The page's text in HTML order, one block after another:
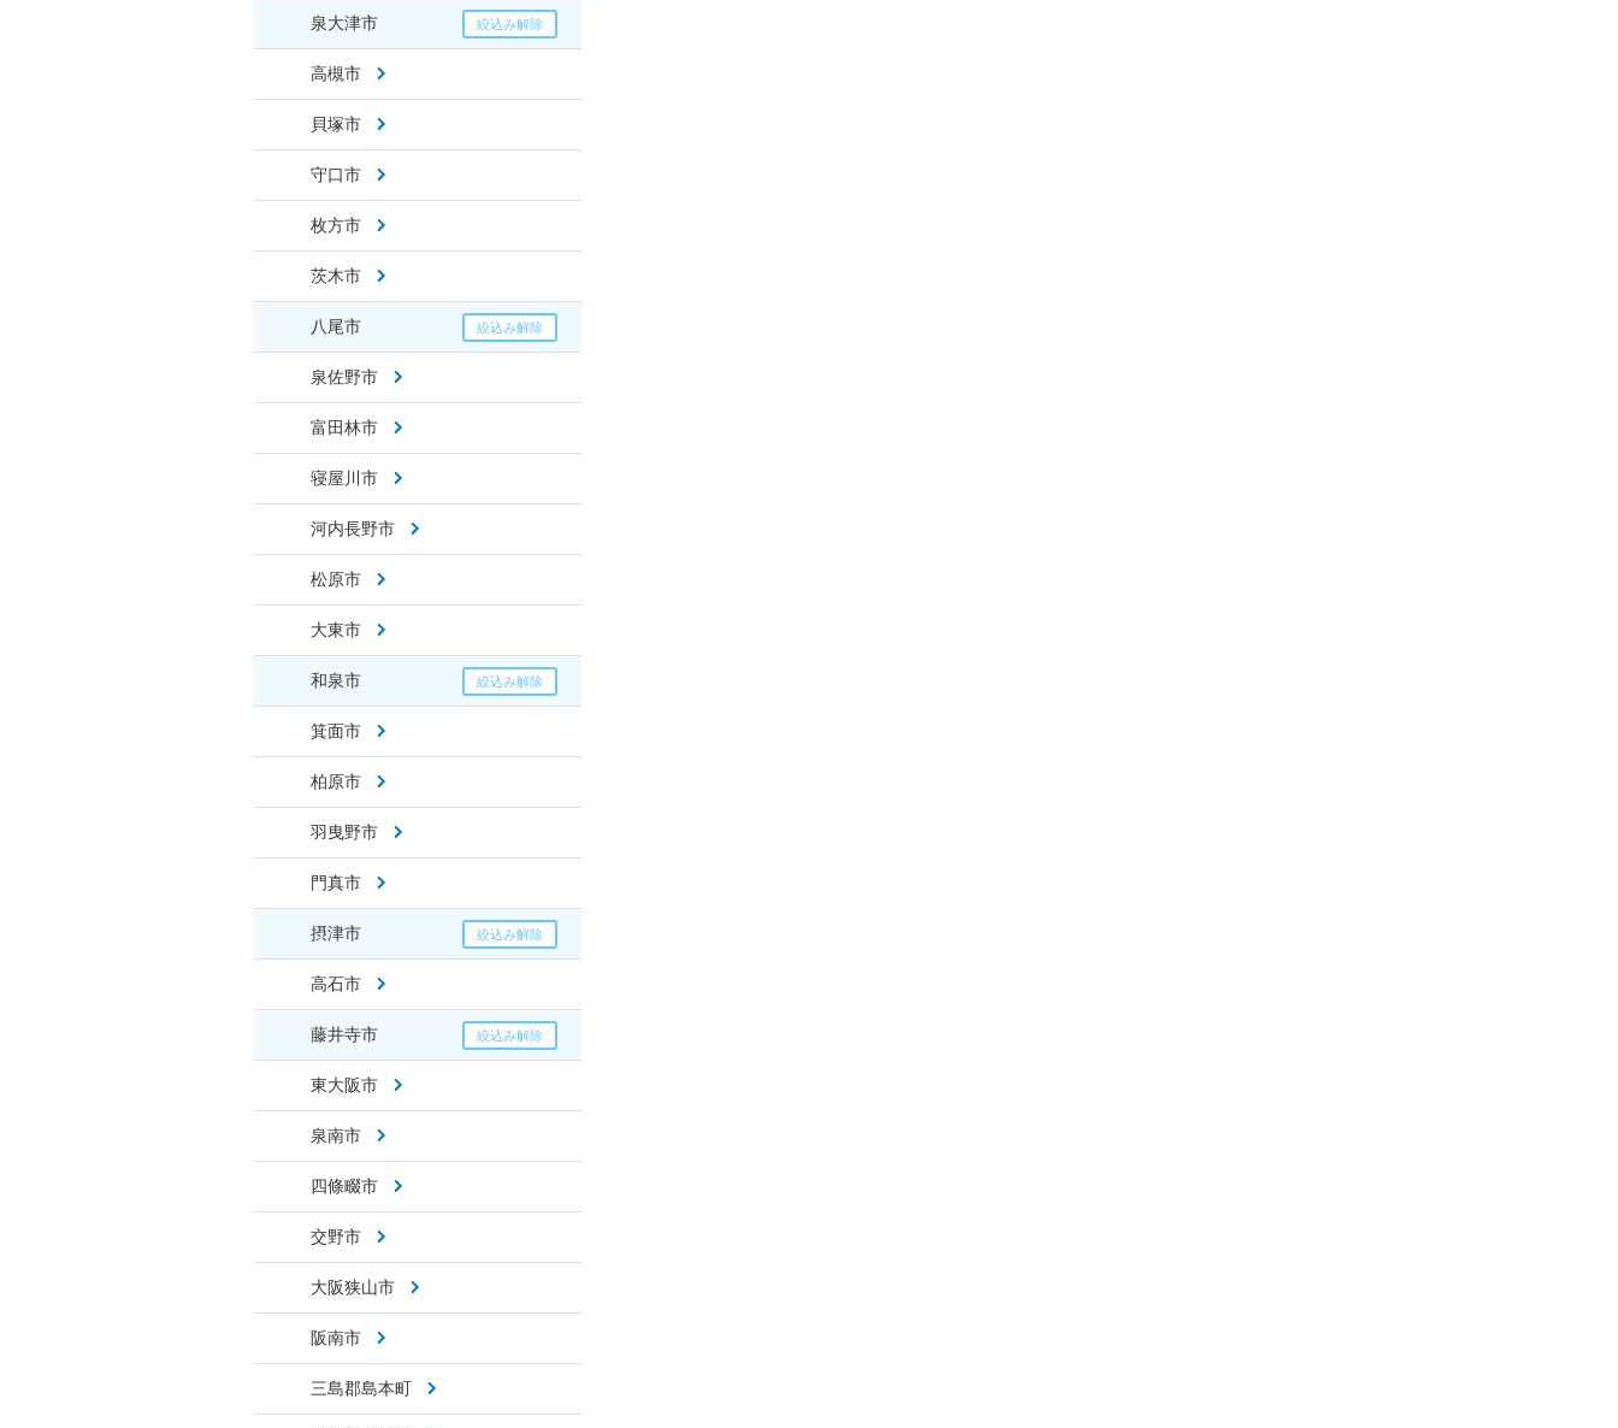
泉大津市
高槻市
貝塚市
守口市
枚方市
茨木市
八尾市
泉佐野市
富田林市
寝屋川市
河内長野市
松原市
大東市
和泉市
箕面市
柏原市
羽曳野市
門真市
摂津市
高石市
藤井寺市
東大阪市
泉南市
四條畷市
交野市
大阪狭山市
阪南市
三島郡島本町